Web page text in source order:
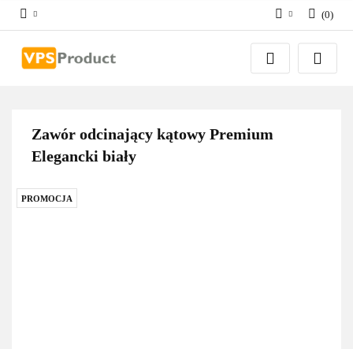
Zaloguj się
Zarejestruj się
(0)
Zawór odcinający kątowy Premium
Elegancki biały
PROMOCJA